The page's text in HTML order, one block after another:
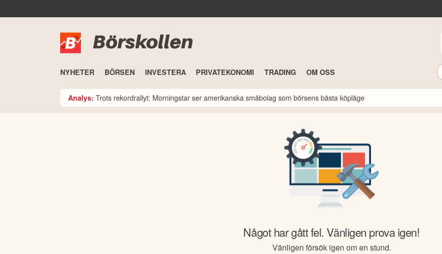
Börskollen
NYHETER BÖRSEN INVESTERA PRIVATEKONOMI TRADING OM OSS
Analys: Trots rekordrallyt: Morningstar ser amerikanska småbolag som börsens bästa köpläge
Något har gått fel. Vänligen prova igen!
Vänligen försök igen om en stund.